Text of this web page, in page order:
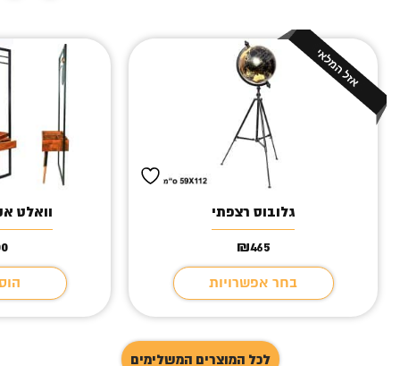
גלובוס רצפתי
₪465
בחר אפשרויות
וואלט
לכל המוצרים המשלימים